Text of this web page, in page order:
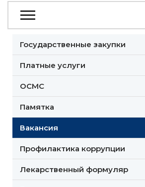
Государственные закупки
Платные услуги
ОСМС
Памятка
Вакансия
Профилактика коррупции
Лекарственный формуляр